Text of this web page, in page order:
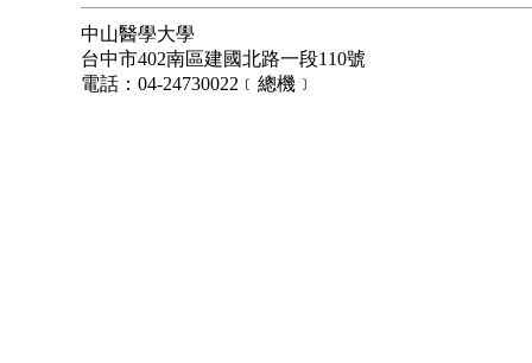
中山醫學大學
台中市402南區建國北路一段110號
電話：04-24730022﹝總機﹞